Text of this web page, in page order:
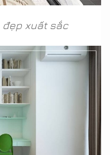
xuất sắc